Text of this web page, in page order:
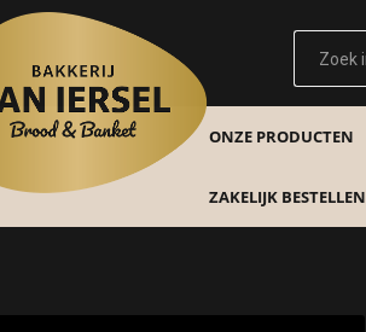
ONZE PRODUCTEN
ZAKELIJK BESTELLEN